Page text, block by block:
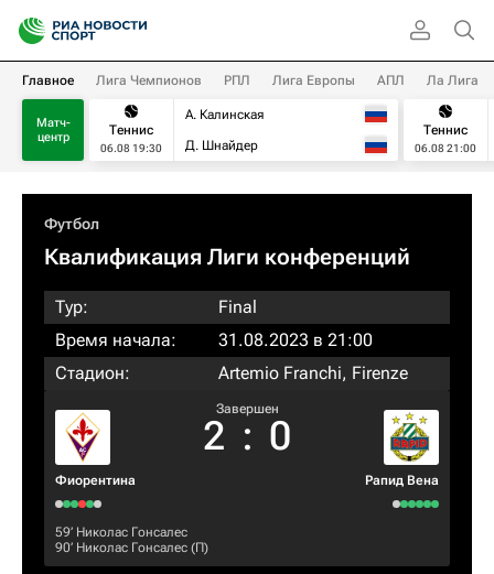
Главное Лига Чемпионов РПЛ Лига Европы АПЛ Ла Лига
Матч-
центр
Теннис
06.08 19:30
А. Калинская
Д. Шнайдер
Теннис
06.08 21:00
Футбол
Квалификация Лиги конференций
Тур:
Final
Время начала:
31.08.2023 в 21:00
Стадион:
Artemio Franchi, Firenze
Фиорентина
Завершен
2 : 0
Рапид Вена
59‎’‎ Николас Гонсалес
90‎’‎ Николас Гонсалес (П)